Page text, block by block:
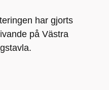
har gjorts
på Västra